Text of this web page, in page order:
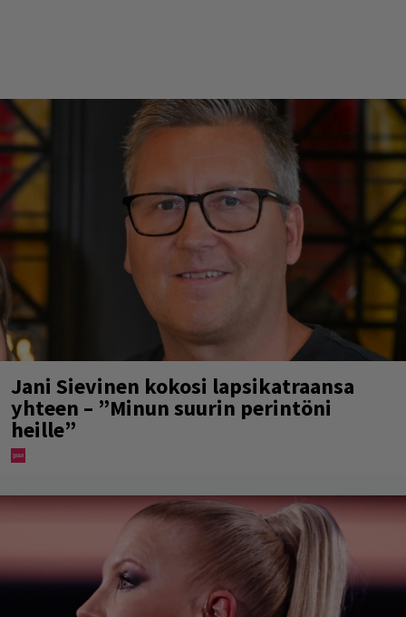
Jani Sievinen kokosi lapsikatraansa
yhteen – ”Minun suurin perintöni
heille”